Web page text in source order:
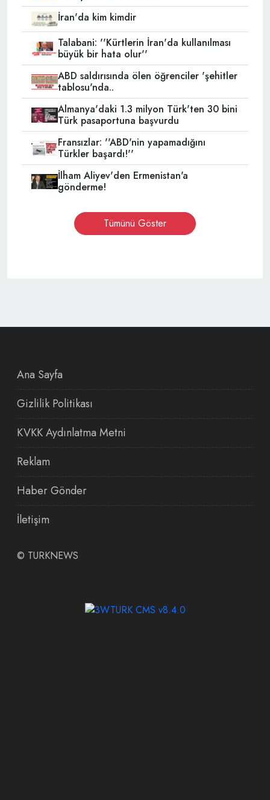
İran'da kim kimdir
Talabani: ''Kürtlerin İran'da kullanılması
büyük bir hata olur''
ABD saldırısında ölen öğrenciler 'şehitler
tablosu'nda..
Almanya'daki 1.3 milyon Türk'ten 30 bini
Türk pasaportuna başvurdu
Fransızlar: ''ABD'nin yapamadığını
Türkler başardı!''
İlham Aliyev'den Ermenistan'a
gönderme!
Tümünü Göster
Ana Sayfa
Gizlilik Politikası
KVKK Aydınlatma Metni
Reklam
Haber Gönder
İletişim
© TURKNEWS